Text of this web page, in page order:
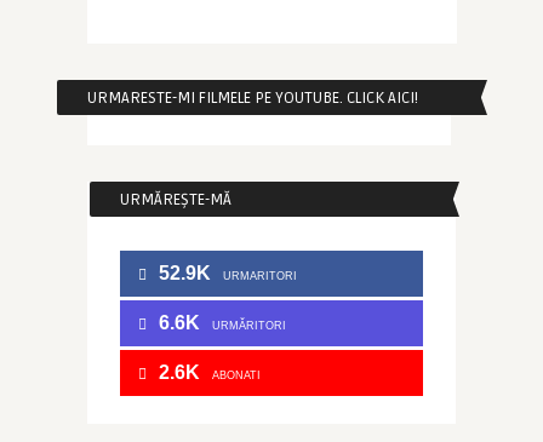
URMARESTE-MI FILMELE PE YOUTUBE. CLICK AICI!
URMĂREȘTE-MĂ
52.9K URMARITORI
6.6K URMĂRITORI
2.6K ABONATI